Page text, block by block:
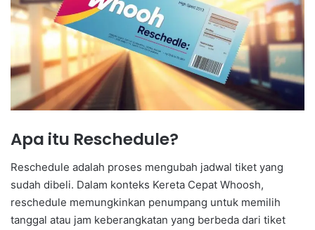
Apa itu Reschedule?
Reschedule adalah proses mengubah jadwal tiket yang
sudah dibeli. Dalam konteks Kereta Cepat Whoosh,
reschedule memungkinkan penumpang untuk memilih
tanggal atau jam keberangkatan yang berbeda dari tiket